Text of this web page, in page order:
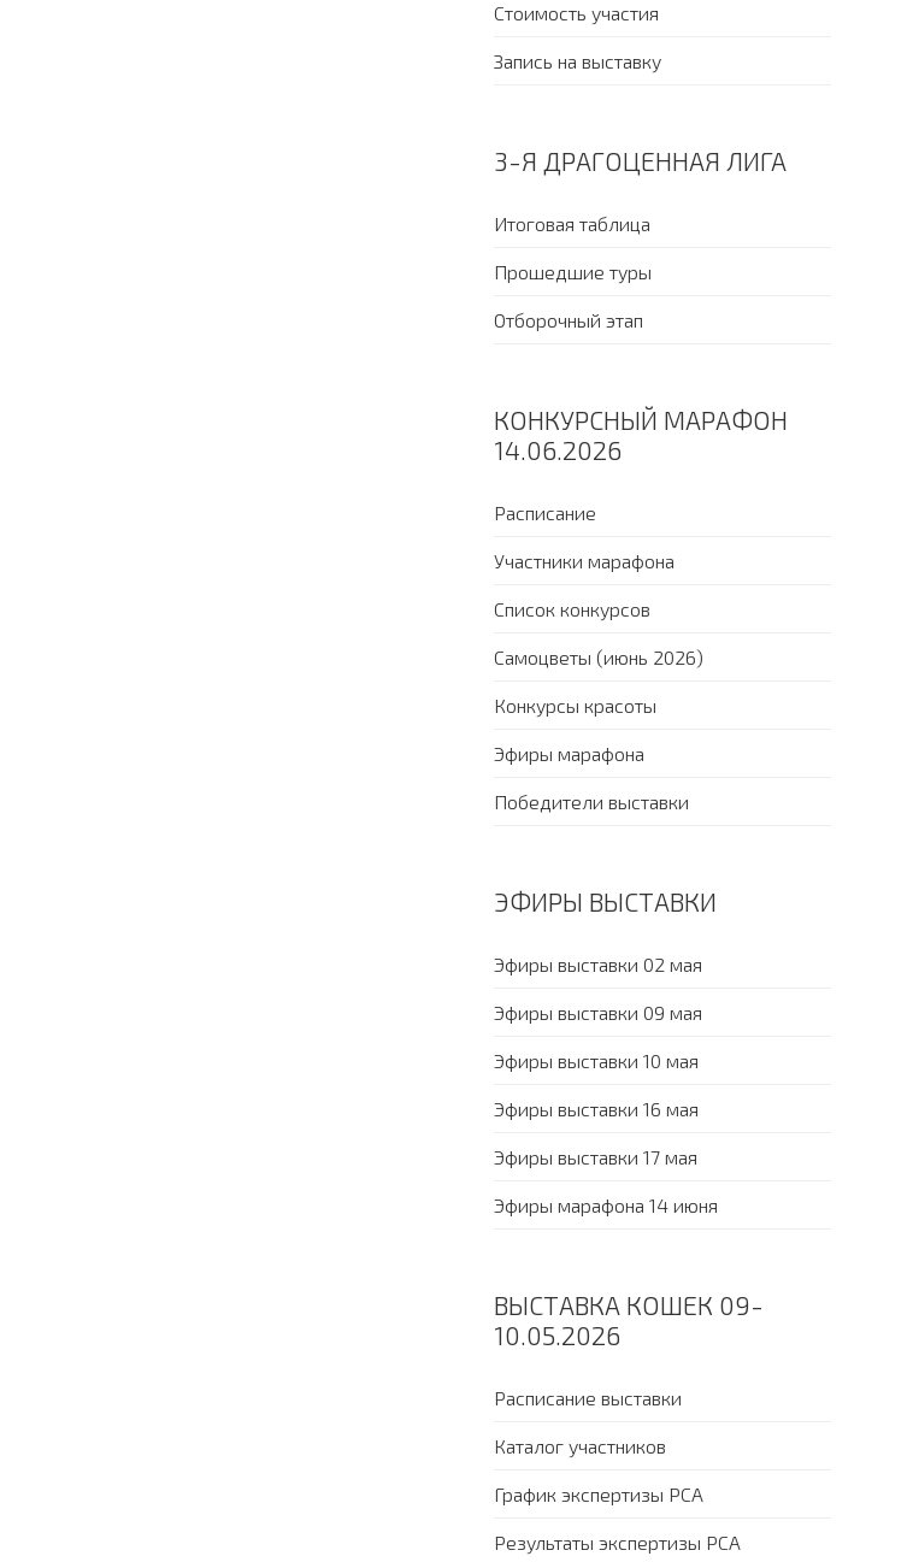
Стоимость участия
Запись на выставку
3-Я ДРАГОЦЕННАЯ ЛИГА
Итоговая таблица
Прошедшие туры
Отборочный этап
КОНКУРСНЫЙ МАРАФОН
14.06.2026
Расписание
Участники марафона
Список конкурсов
Самоцветы (июнь 2026)
Конкурсы красоты
Эфиры марафона
Победители выставки
ЭФИРЫ ВЫСТАВКИ
Эфиры выставки 02 мая
Эфиры выставки 09 мая
Эфиры выставки 10 мая
Эфиры выставки 16 мая
Эфиры выставки 17 мая
Эфиры марафона 14 июня
ВЫСТАВКА КОШЕК 09-
10.05.2026
Расписание выставки
Каталог участников
График экспертизы PCA
Результаты экспертизы PCA